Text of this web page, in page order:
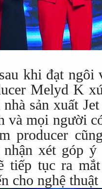
khi đạt ngôi
Melyd K
sản xuất
và mọi người
producer
xét góp
tiếp tục ra
cho nghệ